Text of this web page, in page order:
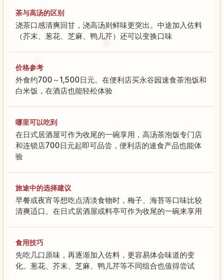
茶与高汤的区别
浇茶口感清爽回甘，浇高汤则鲜味更突出。中途加入佐料
（芥末、葱花、芝麻、鸭儿芹）还可以变换口味
价格参考
外食约700～1,500日元。在便利店买永谷园速食茶泡饭和
白米饭，在酒店也能轻松体验
哪里可以吃到
在日式居酒屋可作为收尾的一碗享用，高汤茶泡饭专门店
和连锁店700日元起即可品尝，便利店的速食产品也能体
验
旅途中的选择建议
早餐或夜宵等想吃点清淡食物时，梅子、海苔等口味比较
清爽适口。在日式居酒屋或料亭可作为收尾的一碗来享用
食用技巧
先吃几口原味，再逐渐加入佐料，更容易体会味道的变
化。葱花、芥末、芝麻、鸭儿芹等不同组合也值得尝试